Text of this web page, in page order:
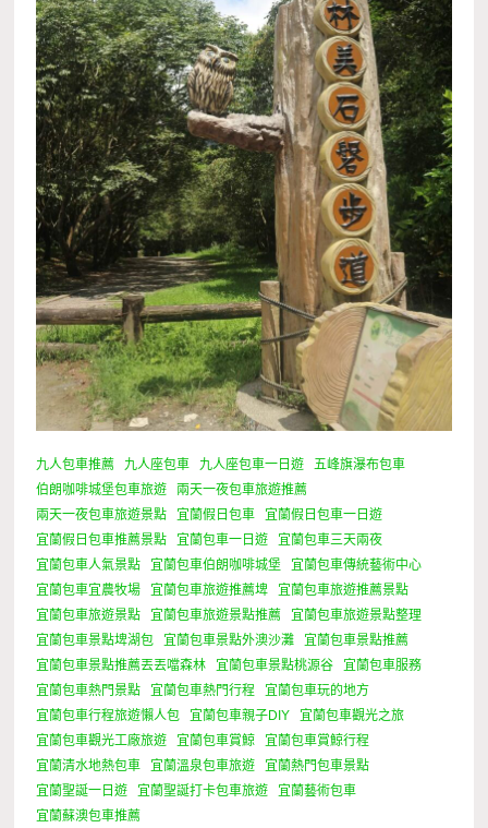
九人包車推薦 九人座包車 九人座包車一日遊
五峰旗瀑布包車
伯朗咖啡城堡包車旅遊
兩天一夜包車旅遊推薦
兩天一夜包車旅遊景點
宜蘭假日包車
宜蘭假日包車一日遊
宜蘭假日包車推薦景點
宜蘭包車一日遊
宜蘭包車三天兩夜
宜蘭包車人氣景點
宜蘭包車伯朗咖啡城堡
宜蘭包車傳統藝術中心
宜蘭包車宜農牧場
宜蘭包車旅遊推薦埤
宜蘭包車旅遊推薦景點
宜蘭包車旅遊景點
宜蘭包車旅遊景點推薦
宜蘭包車旅遊景點整理
宜蘭包車景點埤湖包
宜蘭包車景點外澳沙灘
宜蘭包車景點推薦
宜蘭包車景點推薦丟丟噹森林
宜蘭包車景點桃源谷
宜蘭包車服務
宜蘭包車熱門景點
宜蘭包車熱門行程
宜蘭包車玩的地方
宜蘭包車行程旅遊懶人包
宜蘭包車親子DIY
宜蘭包車觀光之旅
宜蘭包車觀光工廠旅遊
宜蘭包車賞鯨
宜蘭包車賞鯨行程
宜蘭清水地熱包車
宜蘭溫泉包車旅遊
宜蘭熱門包車景點
宜蘭聖誕一日遊
宜蘭聖誕打卡包車旅遊
宜蘭藝術包車
宜蘭蘇澳包車推薦